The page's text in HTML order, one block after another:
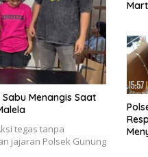
Menangis Saat
tegas tanpa
jajaran Polsek Gunung